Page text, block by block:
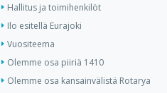
Hallitus ja toimihenkilöt
Ilo esitellä Eurajoki
Vuositeema
Olemme osa piiriä 1410
Olemme osa kansainvälistä Rotarya